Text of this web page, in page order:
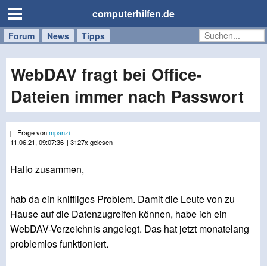
computerhilfen.de
Forum News Tipps
Handy
Tablet
Windows
Mac
WebDAV fragt bei Office-
Dateien immer nach Passwort
Frage vonmpanzi
11.06.21, 09:07:36 | 3127x gelesen
Hallo zusammen,
hab da ein kniffliges Problem. Damit die Leute von zu
Hause auf die Datenzugreifen können, habe ich ein
WebDAV-Verzeichnis angelegt. Das hat jetzt monatelang
problemlos funktioniert.